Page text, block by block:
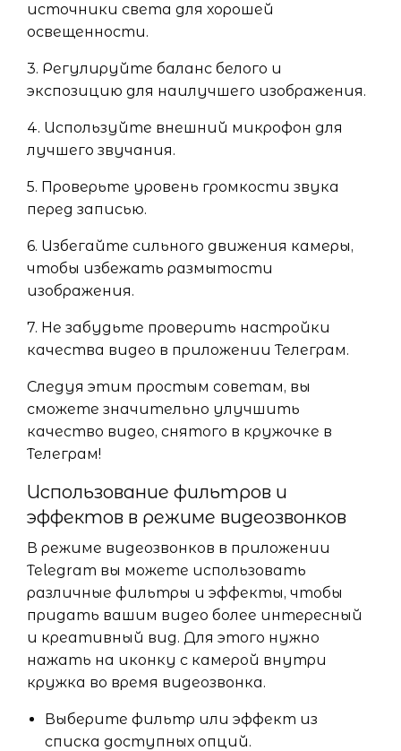
источники света для хорошей
освещенности.
3. Регулируйте баланс белого и
экспозицию для наилучшего изображения.
4. Используйте внешний микрофон для
лучшего звучания.
5. Проверьте уровень громкости звука
перед записью.
6. Избегайте сильного движения камеры,
чтобы избежать размытости
изображения.
7. Не забудьте проверить настройки
качества видео в приложении Телеграм.
Следуя этим простым советам, вы
сможете значительно улучшить
качество видео, снятого в кружочке в
Телеграм!
Использование фильтров и
эффектов в режиме видеозвонков
В режиме видеозвонков в приложении
Telegram вы можете использовать
различные фильтры и эффекты, чтобы
придать вашим видео более интересный
и креативный вид. Для этого нужно
нажать на иконку с камерой внутри
кружка во время видеозвонка.
Выберите фильтр или эффект из
списка доступных опций.